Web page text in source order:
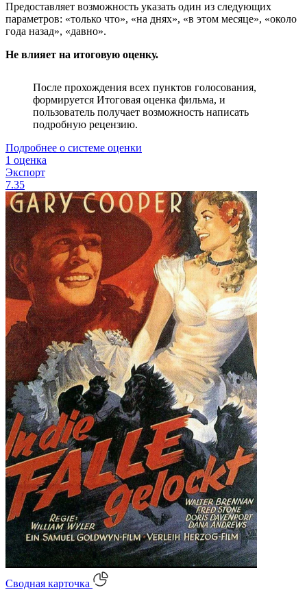
Предоставляет возможность указать один из следующих
параметров: «только что», «на днях», «в этом месяце», «около
года назад», «давно».
Не влияет на итоговую оценку.
После прохождения всех пунктов голосования,
формируется Итоговая оценка фильма, и
пользователь получает возможность написать
подробную рецензию.
Подробнее о системе оценки
1 оценка
Экспорт
7.35
Сводная карточка